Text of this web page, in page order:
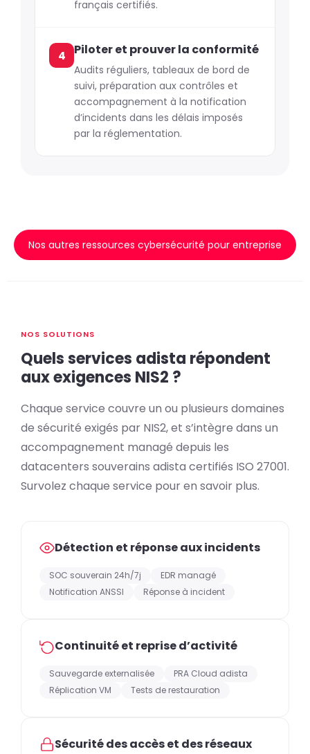
français certifiés.
4 Piloter et prouver la conformité
Audits réguliers, tableaux de bord de
suivi, préparation aux contrôles et
accompagnement à la notification
d’incidents dans les délais imposés
par la réglementation.
Nos autres ressources cybersécurité pour entreprise
NOS SOLUTIONS
Quels services adista répondent
aux exigences NIS2 ?
Chaque service couvre un ou plusieurs domaines
de sécurité exigés par NIS2, et s’intègre dans un
accompagnement managé depuis les
datacenters souverains adista certifiés ISO 27001.
Survolez chaque service pour en savoir plus.
Détection et réponse aux incidents
SOC souverain 24h/7j
EDR managé
Notification ANSSI
Réponse à incident
Continuité et reprise d’activité
Sauvegarde externalisée
PRA Cloud adista
Réplication VM
Tests de restauration
Sécurité des accès et des réseaux